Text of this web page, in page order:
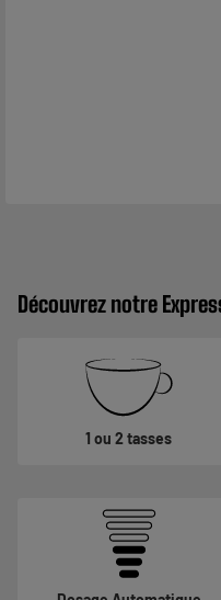
Découvrez notre
1 ou 2 tasses